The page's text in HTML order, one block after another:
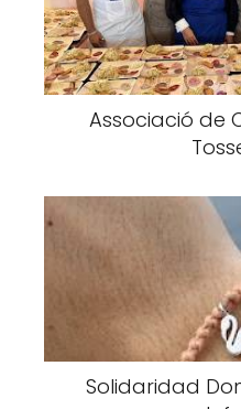
Associació de
Solidaridad